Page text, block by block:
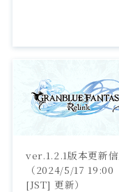
ver.1.2.1版本更新
（2024/5/17 19:00
[JST] 更新）